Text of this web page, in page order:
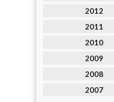
2012
2011
2010
2009
2008
2007